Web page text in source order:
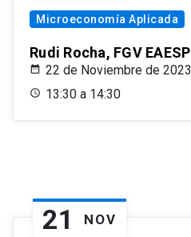
Microeconomía Aplicada
Rudi Rocha, FGV EAESP
22 de Noviembre de 2023
13:30 a 14:30
21 NOV